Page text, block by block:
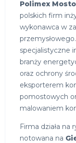
Polimex
polskich firm
wykonawca w
specjalistyczne
branży
oraz ochrony
eksporterem
pomostowych
malowaniem
Firma działa na
notowana na